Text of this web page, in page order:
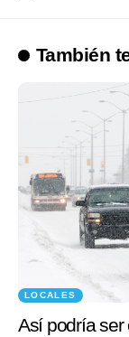
También
LOCALES
Así podría ser